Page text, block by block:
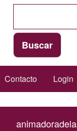
Contacto Login